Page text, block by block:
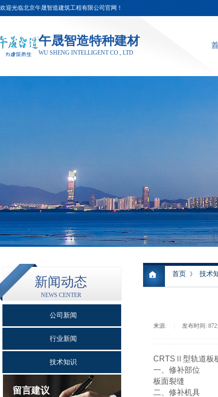
欢迎光临北京午晟智造建筑工程有限公司官网！
午晟智造特种建材
WU SHENG INTELLIGENT CO., LTD
新闻动态
NEWS CENTER
首页 》 技术
来源: 发布时间:
CRTSⅡ型轨道板
一、修补部位
板面裂缝
二、修补机具
公司新闻
行业新闻
技术知识
留言建议